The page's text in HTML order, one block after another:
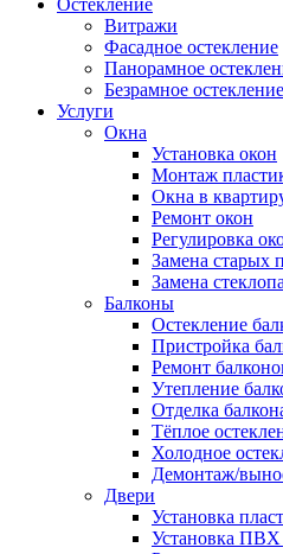
Витражи
Фасадное остекление
Панорамное
Безрамное остекление
Услуги
Окна
Установка окон
Монтаж
Окна в
Ремонт окон
Регулировка
Замена старых
Замена
Балконы
Остекление
Пристройка
Ремонт
Утепление
Отделка
Тёплое
Холодное
Демонтаж/
Двери
Установка
Установка ПВХ